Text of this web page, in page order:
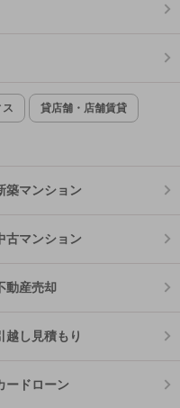
貸店舗・店舗賃貸
築マンション
古マンション
動産売却
越し見積もり
ードローン